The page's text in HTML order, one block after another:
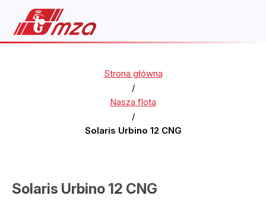
Strona główna
/
Nasza flota
/
Solaris Urbino 12 CNG
Solaris Urbino 12 CNG